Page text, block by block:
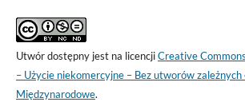
Utwór dostępny jest na licencjiCreative
– Użycie niekomercyjne – Bez utworów zależnych
Międzynarodowe.